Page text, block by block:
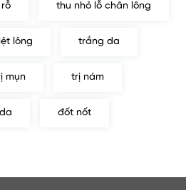
rỗ thu nhỏ lỗ chân lông
lông trắng da
mụn trị nám
đốt nốt